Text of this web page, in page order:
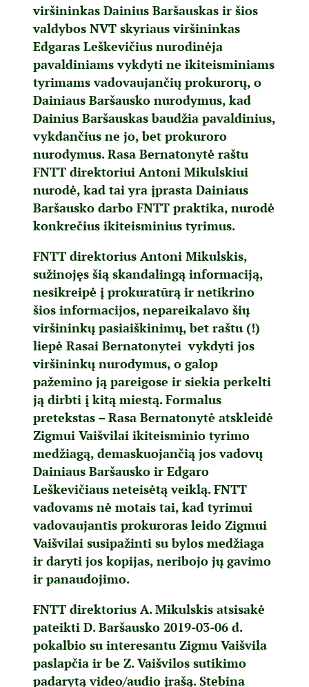
viršininkas Dainius Baršauskas ir šios
valdybos NVT skyriaus viršininkas
Edgaras Leškevičius nurodinėja
pavaldiniams vykdyti ne ikiteisminiams
tyrimams vadovaujančių prokurorų, o
Dainiaus Baršausko nurodymus, kad
Dainius Baršauskas baudžia pavaldinius,
vykdančius ne jo, bet prokuroro
nurodymus. Rasa Bernatonytė raštu
FNTT direktoriui Antoni Mikulskiui
nurodė, kad tai yra įprasta Dainiaus
Baršausko darbo FNTT praktika, nurodė
konkrečius ikiteisminius tyrimus.
FNTT direktorius Antoni Mikulskis,
sužinojęs šią skandalingą informaciją,
nesikreipė į prokuratūrą ir netikrino
šios informacijos, nepareikalavo šių
viršininkų pasiaiškinimų, bet raštu (!)
liepė Rasai Bernatonytei vykdyti jos
viršininkų nurodymus, o galop
pažemino ją pareigose ir siekia perkelti
ją dirbti į kitą miestą. Formalus
pretekstas – Rasa Bernatonytė atskleidė
Zigmui Vaišvilai ikiteisminio tyrimo
medžiagą, demaskuojančią jos vadovų
Dainiaus Baršausko ir Edgaro
Leškevičiaus neteisėtą veiklą. FNTT
vadovams nė motais tai, kad tyrimui
vadovaujantis prokuroras leido Zigmui
Vaišvilai susipažinti su bylos medžiaga
ir daryti jos kopijas, neribojo jų gavimo
ir panaudojimo.
FNTT direktorius A. Mikulskis atsisakė
pateikti D. Baršausko 2019-03-06 d.
pokalbio su interesantu Zigmu Vaišvila
paslapčia ir be Z. Vaišvilos sutikimo
padarytą video/audio įrašą. Stebina